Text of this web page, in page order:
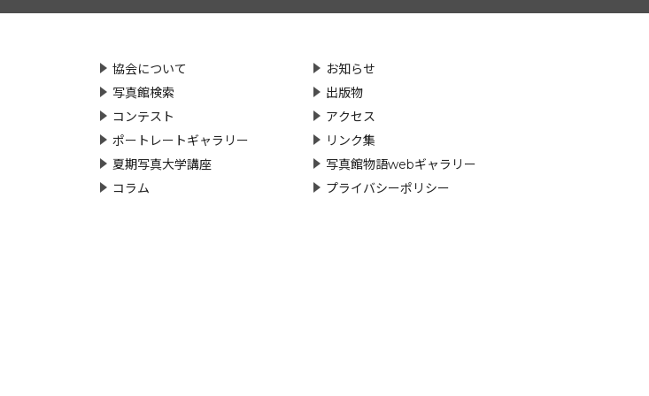
協会について
写真館検索
コンテスト
ポートレートギャラリー
夏期写真大学講座
コラム
お知らせ
出版物
アクセス
リンク集
写真館物語webギャラリー
プライバシーポリシー